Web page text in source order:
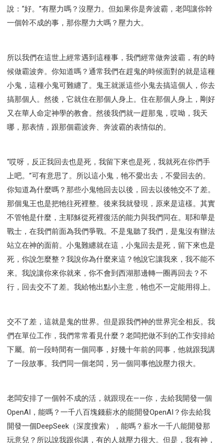
說：“好。”有壓力嗎？沒壓力。但如果你是奔波霸，老闆讓你幹
一個幹不成的事，那你壓力大嗎？壓力大。
所以我們在這世上經常遇到這種事，我們經常做奔波霸，有的時
候做霸波奔。你知道嗎？通常我們在趕鬼的時候面對的就是這種
小鬼，這種小鬼可難纏了。鬼王就派這些小鬼去搞這個人，你去
搞那個人。然後，它就住在那個人身上。住在那個人身上，剛好
又在華人命定神學的教會。然後我們就一趕那鬼，哎呦，我天
哪，那表情，跟那個霸波奔、奔波霸的表情似的。
“哎呀，反正我回去也是死，我留下來也是死，我就死在你們手
上吧。”可有意思了。所以這小鬼，牠不愛出去，不愛回去的。
你知道為什麼嗎？那些小鬼牠回去以後，回去以後牠交不了差。
那個鬼王也是把牠往死裡整。後來我就發現，原來是這樣。其實
不管牠是什麼，主耶穌從死裡復活的能力與我們同在。耶和華是
戰士，在我們前面為我們爭戰。不是鬼聽了我們，是鬼沒有辦法
站立在神的面前。小鬼難纏就在這，小鬼回去是死，留下來也是
死，你說怎麼整？我說你為什麼來這？牠說它讓我來，我不能不
來。我說讓你來你就來，你不會到西湖那邊轉一圈再回去？不
行，回去交不了差。我給牠出點小主意，牠也不一定能用得上。
交不了差，這就是鬼的世界。但是跟我們神的世界完全相反。我
們在單位工作，我們常常看見什麼？老闆把做不到的工作安排給
下屬。前一段時間有一個同事，好幾十年前的同事，他就跟我講
了一段故事。我們同一個老闆，另一個同事他說壓力很大。
老闆安排了一個幹不成的活，就跟現在——你，去給我開發一個
OpenAI，能嗎？一千八百塊錢薪水的能開發OpenAI？你去給我
開發一個DeepSeek（深度搜索），能嗎？薪水一千八能開發那
玩意兒？所以說我跟你講，有的人就壓力很大。但是，我有神，